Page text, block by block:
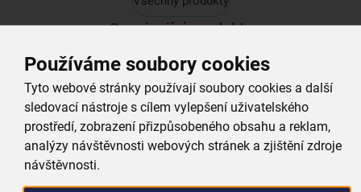
Používáme soubory cookies
Tyto webové stránky používají soubory cookies a další
sledovací nástroje s cílem vylepšení uživatelského
prostředí, zobrazení přizpůsobeného obsahu a reklam,
analýzy návštěvnosti webových stránek a zjištění zdroje
návštěvnosti.
Související produkty
Mísa German pr. 17 cm